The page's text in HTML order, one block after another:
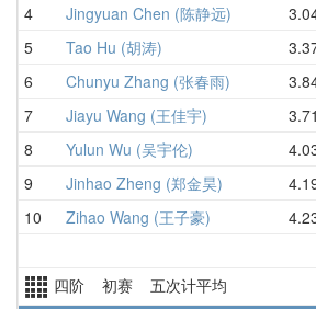
4 Jingyuan Chen (陈静远)
5 Tao Hu (胡涛)
6 Chunyu Zhang (张春雨)
7 Jiayu Wang (王佳宇) 3.71
8 Yulun Wu (吴宇伦)
9 Jinhao Zheng (郑金昊)
10 Zihao Wang (王子豪)
四阶 初赛 五次计平均